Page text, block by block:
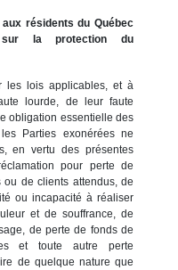
résidents du Québec
la protection du
les lois applicables, et à
lourde, de leur faute
obligation essentielle des
Parties exonérées ne
en vertu des présentes
pour perte de
de clients attendus, de
ou incapacité à réaliser
et de souffrance, de
de perte de fonds de
et toute autre perte
de quelque nature que